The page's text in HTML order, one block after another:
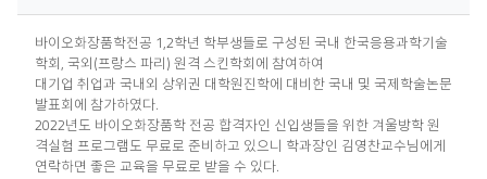
바이오화장품학전공 1,2학년 학부생들로 구성된 국내 한국응용과학기술
학회, 국외(프랑스 파리) 원격 스킨학회에 참여하여
대기업 취업과 국내외 상위권 대학원진학에 대비한 국내 및 국제학술논문
발표회에 참가하였다.
2022년도 바이오화장품학 전공 합격자인 신입생들을 위한 겨울방학 원
격실험 프로그램도 무료로 준비하고 있으니 학과장인 김영찬교수님에게
연락하면 좋은 교육을 무료로 받을 수 있다.